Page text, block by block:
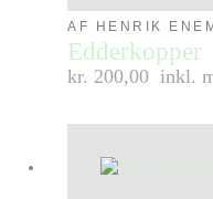
AF HENRIK
Edderkopper
kr. 200,00 inkl.